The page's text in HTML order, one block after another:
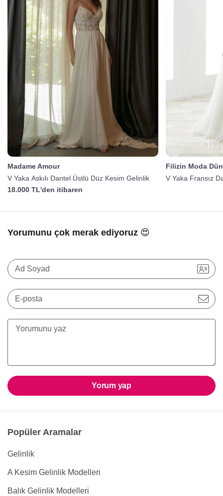
Madame Amour
V Yaka Askılı Dantel Üstlü Düz Kesim Gelinlik
18.000 TL'den itibaren
Filizin Moda
V Yaka Fransız
Yorumunu çok merak ediyoruz 😍
Ad Soyad
E-posta
Yorum yap
Popüler Aramalar
Gelinlik
A Kesim Gelinlik Modelleri
Balık Gelinlik Modelleri